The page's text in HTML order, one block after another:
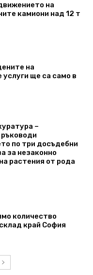
на
камиони над 12 т
на
ще са само в
–
по три досъдебни
за незаконно
растения от рода
количество
край София